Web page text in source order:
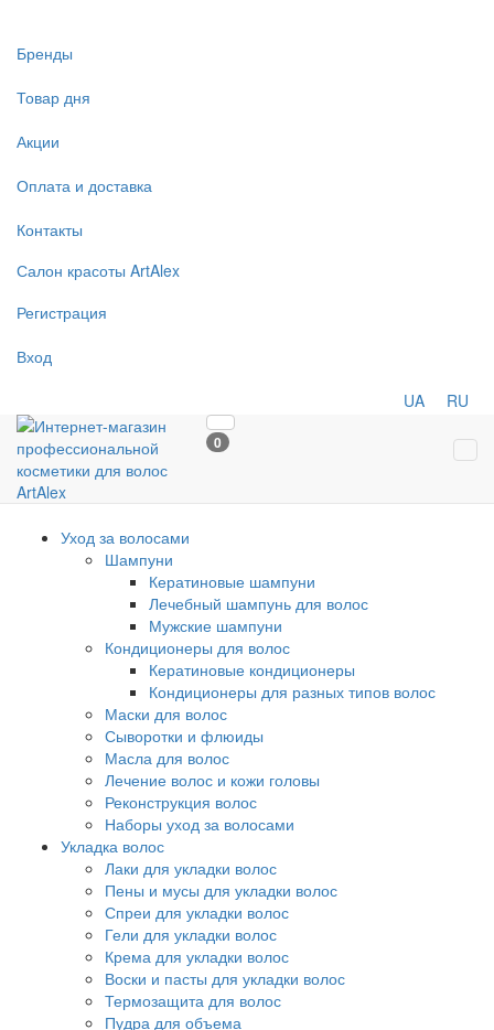
Бренды
Товар дня
Акции
Оплата и доставка
Контакты
Салон красоты ArtAlex
Регистрация
Вход
UA RU
0
Уход за волосами
Шампуни
Кератиновые шампуни
Лечебный шампунь для волос
Мужские шампуни
Кондиционеры для волос
Кератиновые кондиционеры
Кондиционеры для разных типов волос
Маски для волос
Сыворотки и флюиды
Масла для волос
Лечение волос и кожи головы
Реконструкция волос
Наборы уход за волосами
Укладка волос
Лаки для укладки волос
Пены и мусы для укладки волос
Спреи для укладки волос
Гели для укладки волос
Крема для укладки волос
Воски и пасты для укладки волос
Термозащита для волос
Пудра для объема